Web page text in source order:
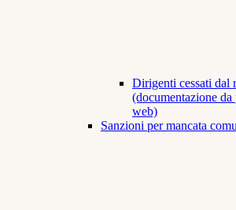
Dirigenti cessati dal
(documentazione
web)
Sanzioni per mancata